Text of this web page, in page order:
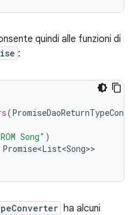
quindi alle funzioni di
:
(
Song" )
Promise<List<Song>
ha alcuni